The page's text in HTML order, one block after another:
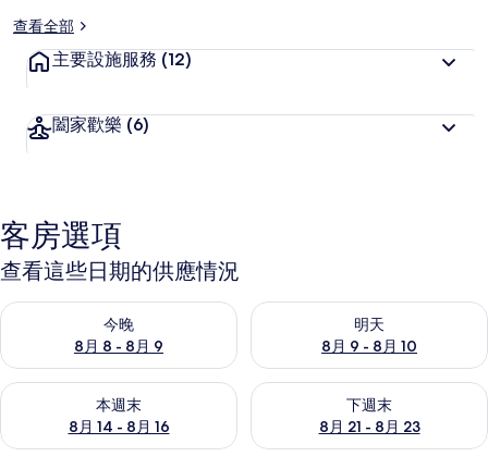
查看全部
主要設施服務 (12)
闔家歡樂 (6)
客房選項
查看這些日期的供應情況
今晚
8月 8 - 8月 9
查看今晚 (8月 8 - 8月 9) 的供應情況
明天
8月 9 - 8月 10
查看明天 (8月 9 - 8月 10) 的供
本週末
8月 14 - 8月 16
查看本週末 (8月 14 - 8月 16) 的供應情況
下週末
8月 21 - 8月 23
查看下週末 (8月 21 - 8月 23)